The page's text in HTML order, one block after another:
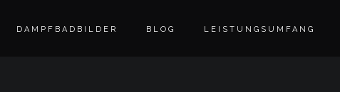
DAMPFBADBILDER BLOG LEISTUNGSUMFANG